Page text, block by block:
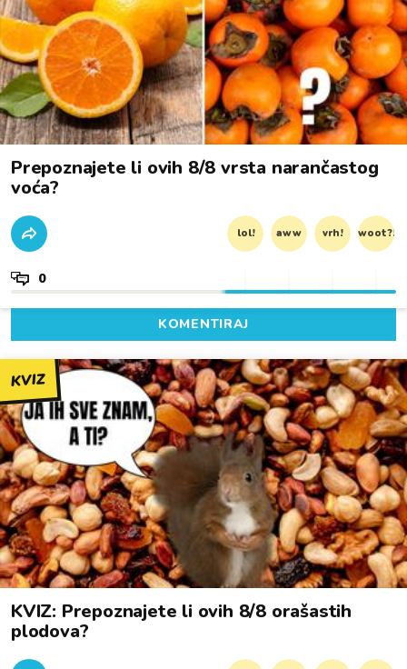
Prepoznajete li ovih 8/8 vrsta narančastog
voća?
lol! aww vrh! woot?!
0
KOMENTIRAJ
KVIZ
KVIZ: Prepoznajete li ovih 8/8 orašastih
plodova?